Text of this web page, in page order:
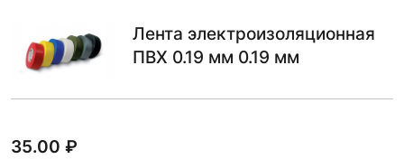
Лента электроизоляционная
ПВХ 0.19 мм 0.19 мм
35.00 ₽